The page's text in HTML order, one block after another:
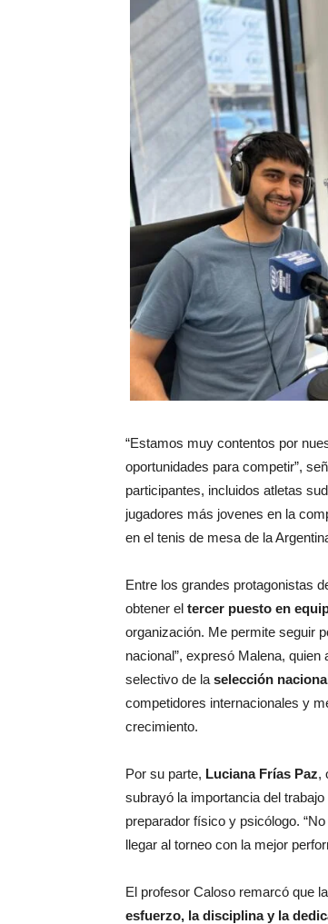
“Estamos muy contentos por
oportunidades para competir”,
participantes, incluidos atletas
jugadores más jovenes en la
en el tenis de mesa de la
Entre los grandes protagonistas
obtener el tercer puesto en
organización. Me permite seguir
nacional”, expresó Malena,
selectivo de la selección
competidores internacionales y
crecimiento.
Por su parte, Luciana Frías Paz,
subrayó la importancia del
preparador físico y psicólogo.
llegar al torneo con la mejor
El profesor Caloso remarcó que
esfuerzo, la disciplina y la